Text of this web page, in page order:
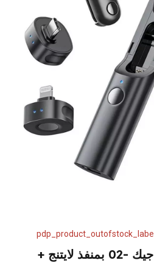
pdp_product_outofstock_label
ميكروفون لاسلكي ماجيك -02 بمنفذ لايتنج +